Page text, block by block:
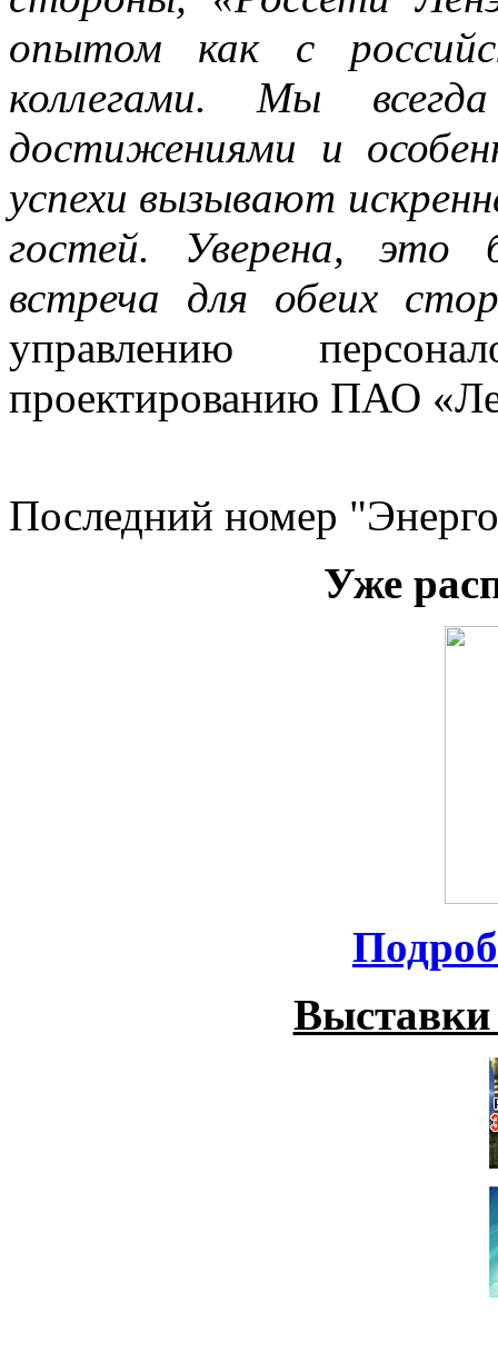
опытом как с
коллегами. Мы
достижениями и
успехи вызывают
гостей. Уверена, это
встреча для обеих
управлению
проектированию ПАО
Последний номер
Уже